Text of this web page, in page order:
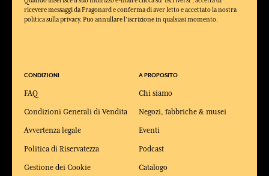
ricevere messaggi da Fragonard e conferma di aver letto e accettato la nostra
politica sulla privacy. Puo annullare l'iscrizione in qualsiasi momento.
CONDIZIONI
FAQ
Condizioni Generali di Vendita
Avvertenza legale
Politica di Riservatezza
Gestione dei Cookie
A PROPOSITO
Chi siamo
Negozi, fabbriche & musei
Eventi
Podcast
Catalogo